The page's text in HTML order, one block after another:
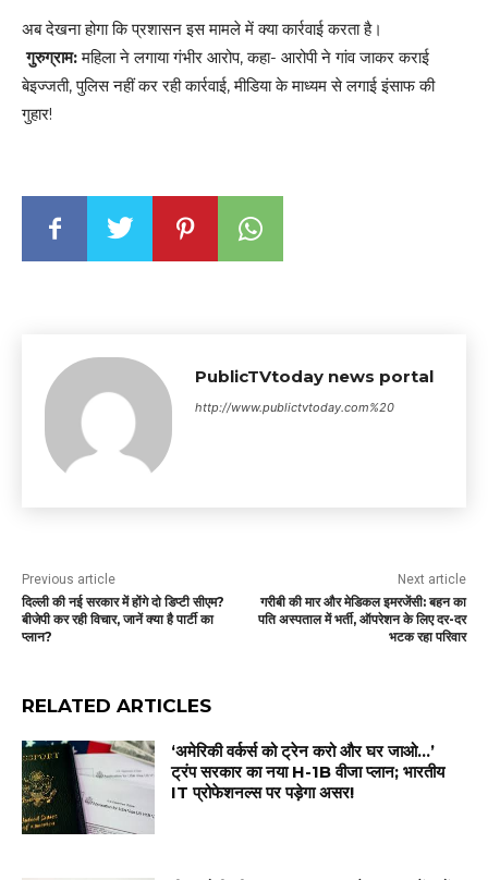
अब देखना होगा कि प्रशासन इस मामले में क्या कार्रवाई करता है।
गुरुग्राम:महिला ने लगाया गंभीर आरोप, कहा- आरोपी ने गांव जाकर कराई
बेइज्जती, पुलिस नहीं कर रही कार्रवाई, मीडिया के माध्यम से लगाई इंसाफ की
गुहार!
PublicTVtoday news portal
http://www.publictvtoday.com%20
Previous article
दिल्ली की नई सरकार में होंगे दो डिप्टी सीएम?
बीजेपी कर रही विचार, जानें क्या है पार्टी का
प्लान?
Next article
गरीबी की मार और मेडिकल इमरजेंसी: बहन का
पति अस्पताल में भर्ती, ऑपरेशन के लिए दर-दर
भटक रहा परिवार
RELATED ARTICLES
‘अमेरिकी वर्कर्स को ट्रेन करो और घर जाओ…’
ट्रंप सरकार का नया H-1B वीजा प्लान; भारतीय
IT प्रोफेशनल्स पर पड़ेगा असर!